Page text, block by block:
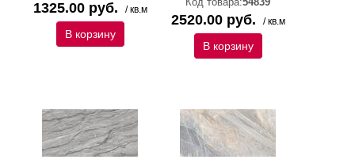
1325.00 руб. / кв.м
В корзину
2520.00 руб. / кв.м
В корзину